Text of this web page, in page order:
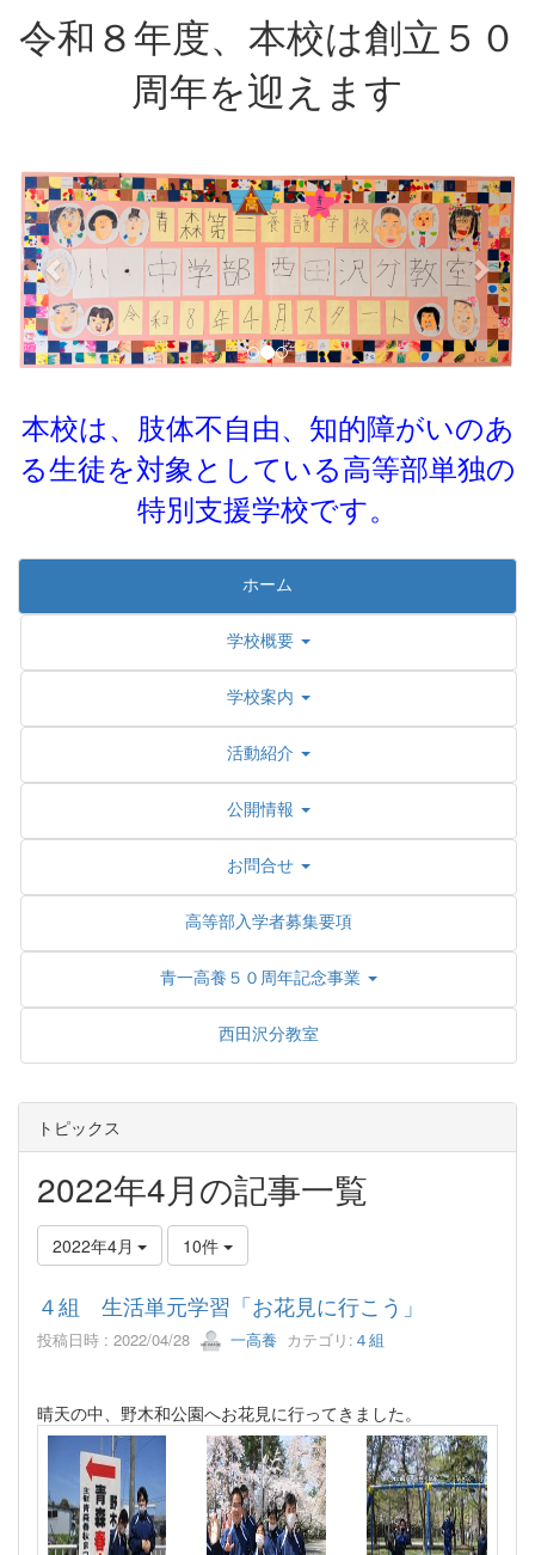
令和８年度、本校は創立５０
周年を迎えます
p
r
e
v
i
o
u
e
x
t
本校は、肢体不自由、知的障がいのあ
る生徒を対象としている高等部単独の
特別支援学校です。
ホーム
学校概要
学校案内
活動紹介
公開情報
お問合せ
高等部入学者募集要項
青一高養５０周年記念事業
西田沢分教室
トピックス
2022年4月の記事一覧
2022年4月 10件
４組 生活単元学習「お花見に行こう」
投稿日時 : 2022/04/28 一高養 カテゴリ: ４組
晴天の中、野木和公園へお花見に行ってきました。